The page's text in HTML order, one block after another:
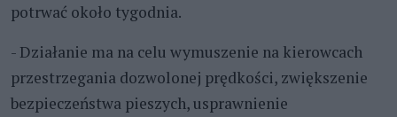
potrwać około tygodnia.
- Działanie ma na celu wymuszenie na kierowcach
przestrzegania dozwolonej prędkości, zwiększenie
bezpieczeństwa pieszych, usprawnienie